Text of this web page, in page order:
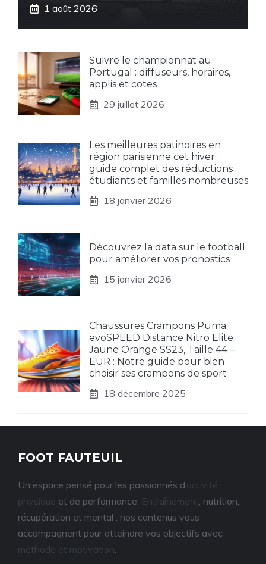
1 août 2026
Suivre le championnat au
Portugal : diffuseurs, horaires,
applis et cotes
29 juillet 2026
Les meilleures patinoires en
région parisienne cet hiver :
guide complet des réductions
étudiants et familles nombreuses
18 janvier 2026
Découvrez la data sur le football
pour améliorer vos pronostics
15 janvier 2026
Chaussures Crampons Puma
evoSPEED Distance Nitro Elite
Jaune Orange SS23, Taille 44 –
EUR : Notre guide pour bien
choisir ses crampons de sport
18 décembre 2025
FOOT FAUTEUIL
Un espace pensé pour les passionnés d’activité
physique et de performance. Entraînement, nutrition,
récupération et mental : nos contenus vous
accompagnent pour atteindre vos objectifs avec
méthode et motivation.